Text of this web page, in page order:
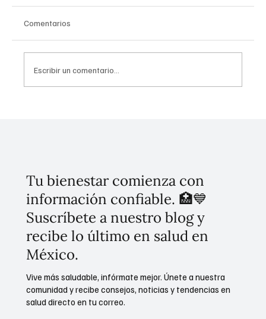
Comentarios
Escribir un comentario...
Tu bienestar comienza con
información confiable. 🏥💙
Suscríbete a nuestro blog y
recibe lo último en salud en
México.
Vive más saludable, infórmate mejor. Únete a nuestra
comunidad y recibe consejos, noticias y tendencias en
salud directo en tu correo.